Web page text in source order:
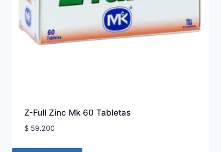
Z-Full Zinc Mk 60 Tabletas
$59.200